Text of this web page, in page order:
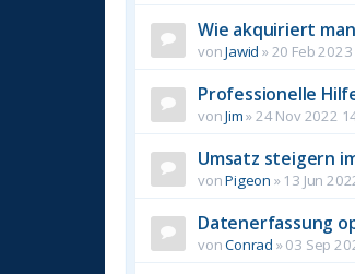
Wie akquiriert
vonJawid »20 Feb 2023
Professionelle
vonJim»24 Nov 2022
Umsatz steigern
vonPigeon » 13 Jun
Datenerfassung
vonConrad »03 Sep